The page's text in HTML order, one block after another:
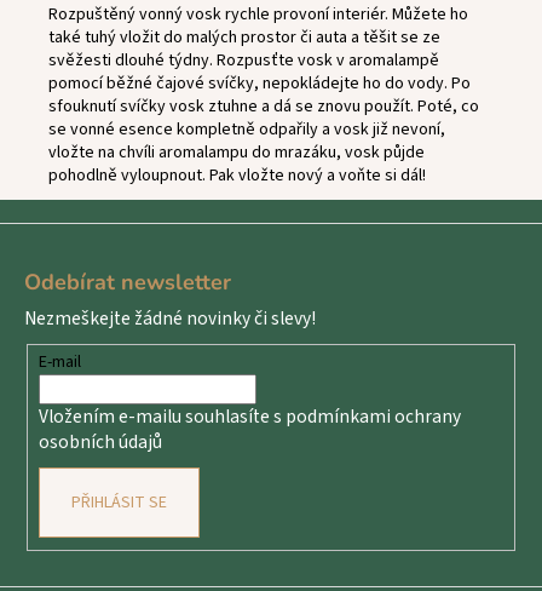
Rozpuštěný vonný vosk rychle provoní interiér. Můžete ho
také tuhý vložit do malých prostor či auta a těšit se ze
svěžesti dlouhé týdny. Rozpusťte vosk v aromalampě
pomocí běžné čajové svíčky, nepokládejte ho do vody. Po
sfouknutí svíčky vosk ztuhne a dá se znovu použít. Poté, co
se vonné esence kompletně odpařily a vosk již nevoní,
vložte na chvíli aromalampu do mrazáku, vosk půjde
pohodlně vyloupnout. Pak vložte nový a voňte si dál!
Odebírat newsletter
Nezmeškejte žádné novinky či slevy!
E-mail
Vložením e-mailu souhlasíte s podmínkami ochrany
osobních údajů
PŘIHLÁSIT SE